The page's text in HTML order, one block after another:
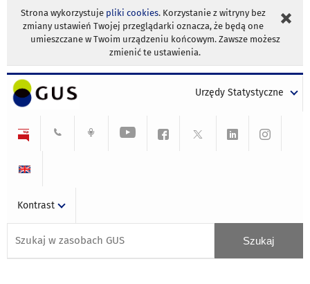
Strona wykorzystuje pliki cookies. Korzystanie z witryny bez
zmiany ustawień Twojej przeglądarki oznacza, że będą one
umieszczane w Twoim urządzeniu końcowym. Zawsze możesz
zmienić te ustawienia.
Urzędy Statystyczne
Kontrast